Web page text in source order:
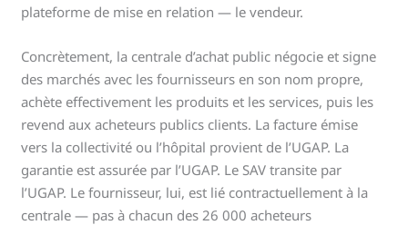
plateforme de mise en relation — le vendeur.
Concrètement, la centrale d’achat public négocie et signe
des marchés avec les fournisseurs en son nom propre,
achète effectivement les produits et les services, puis les
revend aux acheteurs publics clients. La facture émise
vers la collectivité ou l’hôpital provient de l’UGAP. La
garantie est assurée par l’UGAP. Le SAV transite par
l’UGAP. Le fournisseur, lui, est lié contractuellement à la
centrale — pas à chacun des 26 000 acheteurs